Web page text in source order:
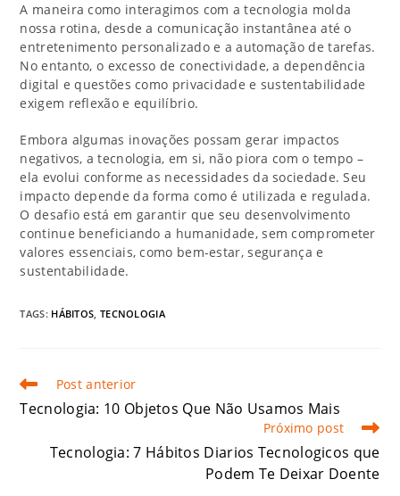
A maneira como interagimos com a tecnologia molda
nossa rotina, desde a comunicação instantânea até o
entretenimento personalizado e a automação de tarefas.
No entanto, o excesso de conectividade, a dependência
digital e questões como privacidade e sustentabilidade
exigem reflexão e equilíbrio.
Embora algumas inovações possam gerar impactos
negativos, a tecnologia, em si, não piora com o tempo –
ela evolui conforme as necessidades da sociedade. Seu
impacto depende da forma como é utilizada e regulada.
O desafio está em garantir que seu desenvolvimento
continue beneficiando a humanidade, sem comprometer
valores essenciais, como bem-estar, segurança e
sustentabilidade.
TAGS: HÁBITOS, TECNOLOGIA
Post anterior
Tecnologia: 10 Objetos Que Não Usamos Mais
Próximo post
Tecnologia: 7 Hábitos Diarios Tecnologicos que
Podem Te Deixar Doente